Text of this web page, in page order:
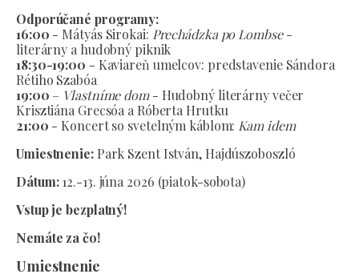
Odporúčané programy:
16:00 - Mátyás Sirokai: Prechádzka po Lombse-
literárny a hudobný piknik
18:30-19:00 - Kaviareň umelcov: predstavenie Sándora
Rétiho Szabóa
19:00 – Vlastníme dom- Hudobný literárny večer
Krisztiána Grecsóa a Róberta Hrutku
21:00 - Koncert so svetelným káblom: Kam idem
Umiestnenie:Park Szent István, Hajdúszoboszló
Dátum:12.-13. júna 2026 (piatok-sobota)
Vstup je bezplatný!
Nemáte za čo!
Umiestnenie